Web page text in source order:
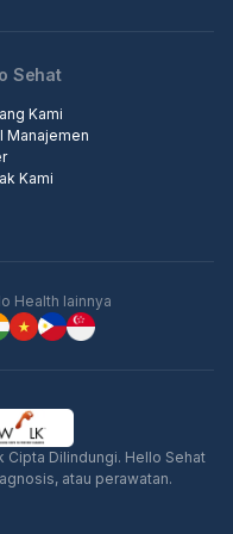
Sehat
Kami
Manajemen
Kami
Health lainnya
Cipta Dilindungi. Hello Sehat
atau perawatan.